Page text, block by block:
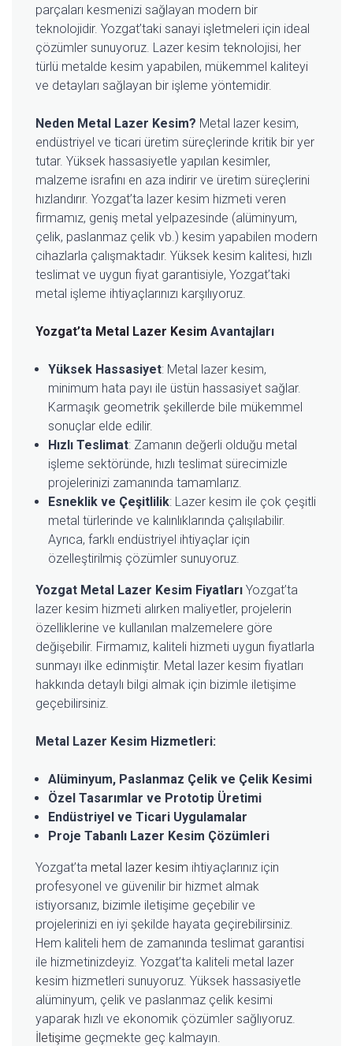
parçaları kesmenizi sağlayan modern bir
teknolojidir. Yozgat’taki sanayi işletmeleri için ideal
çözümler sunuyoruz. Lazer kesim teknolojisi, her
türlü metalde kesim yapabilen, mükemmel kaliteyi
ve detayları sağlayan bir işleme yöntemidir.
Neden Metal Lazer Kesim? Metal lazer kesim,
endüstriyel ve ticari üretim süreçlerinde kritik bir yer
tutar. Yüksek hassasiyetle yapılan kesimler,
malzeme israfını en aza indirir ve üretim süreçlerini
hızlandırır. Yozgat’ta lazer kesim hizmeti veren
firmamız, geniş metal yelpazesinde (alüminyum,
çelik, paslanmaz çelik vb.) kesim yapabilen modern
cihazlarla çalışmaktadır. Yüksek kesim kalitesi, hızlı
teslimat ve uygun fiyat garantisiyle, Yozgat’taki
metal işleme ihtiyaçlarınızı karşılıyoruz.
Yozgat’ta Metal Lazer Kesim Avantajları
Yüksek Hassasiyet: Metal lazer kesim,
minimum hata payı ile üstün hassasiyet sağlar.
Karmaşık geometrik şekillerde bile mükemmel
sonuçlar elde edilir.
Hızlı Teslimat: Zamanın değerli olduğu metal
işleme sektöründe, hızlı teslimat sürecimizle
projelerinizi zamanında tamamlarız.
Esneklik ve Çeşitlilik: Lazer kesim ile çok çeşitli
metal türlerinde ve kalınlıklarında çalışılabilir.
Ayrıca, farklı endüstriyel ihtiyaçlar için
özelleştirilmiş çözümler sunuyoruz.
Yozgat Metal Lazer Kesim Fiyatları Yozgat’ta
lazer kesim hizmeti alırken maliyetler, projelerin
özelliklerine ve kullanılan malzemelere göre
değişebilir. Firmamız, kaliteli hizmeti uygun fiyatlarla
sunmayı ilke edinmiştir. Metal lazer kesim fiyatları
hakkında detaylı bilgi almak için bizimle iletişime
geçebilirsiniz.
Metal Lazer Kesim Hizmetleri:
Alüminyum, Paslanmaz Çelik ve Çelik Kesimi
Özel Tasarımlar ve Prototip Üretimi
Endüstriyel ve Ticari Uygulamalar
Proje Tabanlı Lazer Kesim Çözümleri
Yozgat’ta metal lazer kesim ihtiyaçlarınız için
profesyonel ve güvenilir bir hizmet almak
istiyorsanız, bizimle iletişime geçebilir ve
projelerinizi en iyi şekilde hayata geçirebilirsiniz.
Hem kaliteli hem de zamanında teslimat garantisi
ile hizmetinizdeyiz. Yozgat’ta kaliteli metal lazer
kesim hizmetleri sunuyoruz. Yüksek hassasiyetle
alüminyum, çelik ve paslanmaz çelik kesimi
yaparak hızlı ve ekonomik çözümler sağlıyoruz.
İletişime geçmekte geç kalmayın.